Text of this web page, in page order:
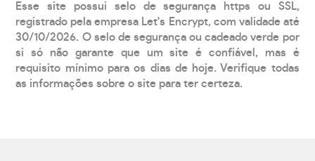
Esse site possui selo de segurança https ou SSL,
registrado pela empresa Let's Encrypt, com validade até
30/10/2026. O selo de segurança ou cadeado verde por
si só não garante que um site é confiável, mas é
requisito mínimo para os dias de hoje. Verifique todas
as informações sobre o site para ter certeza.